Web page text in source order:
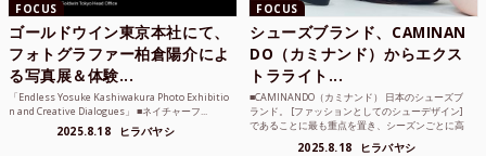
FOCUS
ゴールドウイン東京本社にて、
フォトグラファー柏倉陽介によ
る写真展＆体験...
「Endless Yosuke Kashiwakura Photo Exhibitio
n and Creative Dialogues」 ■ネイチャーフ...
2025.8.18 ヒラバヤシ
FOCUS
シューズブランド、CAMINAN
DO（カミナンド）からエクス
トラライト...
■CAMINANDO（カミナンド） 日本のシューズブ
ランド。 [ファッションとしてのシューデザイン]
であることに最も重点を置き、シーズンごとに高
2025.8.18 ヒラバヤシ